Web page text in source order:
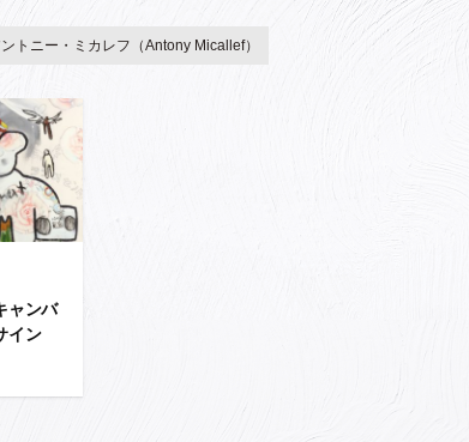
トニー・ミカレフ（Antony Micallef）
ャンバ
イン